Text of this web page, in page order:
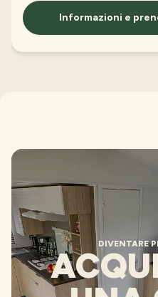
Informazioni e
DIVENTARE